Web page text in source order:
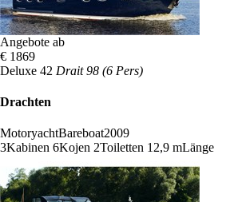
Angebote ab
€ 1869
Deluxe 42 Drait 98 (6 Pers)
Drachten
MotoryachtBareboat2009
3Kabinen 6Kojen 2Toiletten 12,9 mLänge